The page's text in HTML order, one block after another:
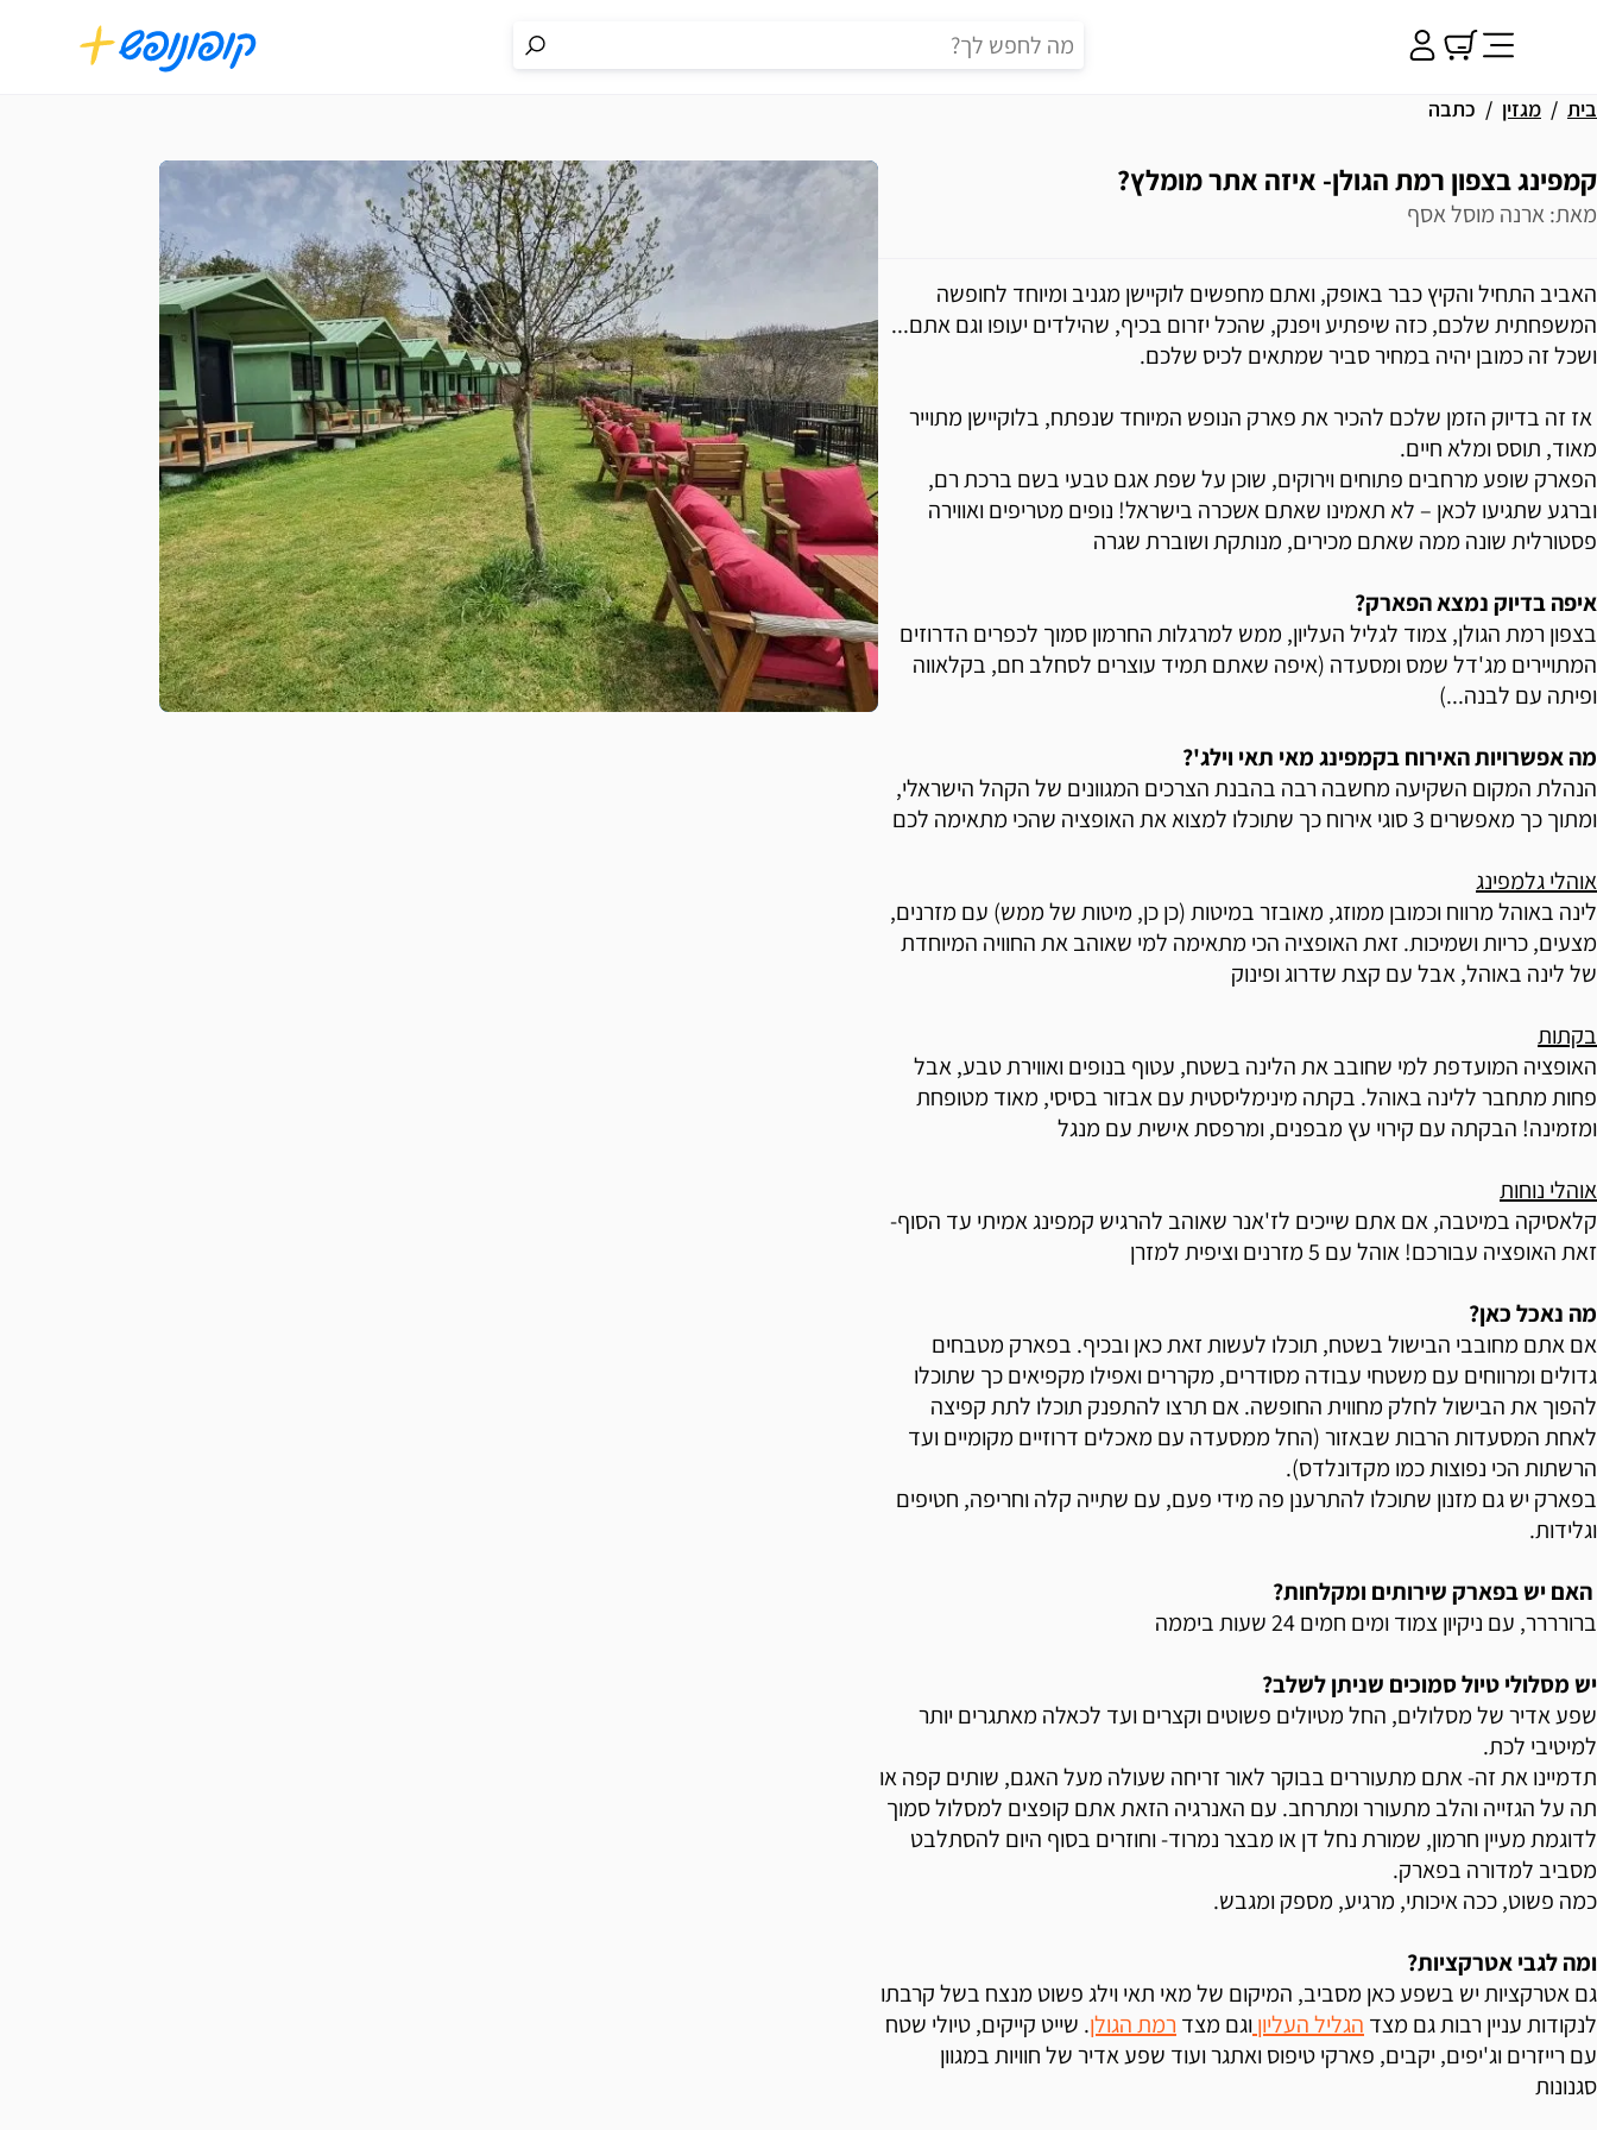
בית מגזין כתבה
קמפינג בצפון רמת הגולן- איזה אתר מומלץ?
מאת: ארנה מוסל אסף
האביב התחיל והקיץ כבר באופק, ואתם מחפשים לוקיישן מגניב ומיוחד לחופשה
המשפחתית שלכם, כזה שיפתיע ויפנק, שהכל יזרום בכיף, שהילדים יעופו וגם אתם...
ושכל זה כמובן יהיה במחיר סביר שמתאים לכיס שלכם.
אז זה בדיוק הזמן שלכם להכיר את פארק הנופש המיוחד שנפתח, בלוקיישן מתוייר
מאוד, תוסס ומלא חיים.
הפארק שופע מרחבים פתוחים וירוקים, שוכן על שפת אגם טבעי בשם ברכת רם,
וברגע שתגיעו לכאן – לא תאמינו שאתם אשכרה בישראל! נופים מטריפים ואווירה
פסטורלית שונה ממה שאתם מכירים, מנותקת ושוברת שגרה
איפה בדיוק נמצא הפארק?
בצפון רמת הגולן, צמוד לגליל העליון, ממש למרגלות החרמון סמוך לכפרים הדרוזים
המתויירים מג'דל שמס ומסעדה (איפה שאתם תמיד עוצרים לסחלב חם, בקלאווה
ופיתה עם לבנה...)
מה אפשרויות האירוח בקמפינג מאי תאי וילג'?
הנהלת המקום השקיעה מחשבה רבה בהבנת הצרכים המגוונים של הקהל הישראלי,
ומתוך כך מאפשרים 3 סוגי אירוח כך שתוכלו למצוא את האופציה שהכי מתאימה לכם
אוהלי גלמפינג
לינה באוהל מרווח וכמובן ממוזג, מאובזר במיטות (כן כן, מיטות של ממש) עם מזרנים,
מצעים, כריות ושמיכות. זאת האופציה הכי מתאימה למי שאוהב את החוויה המיוחדת
של לינה באוהל, אבל עם קצת שדרוג ופינוק
בקתות
האופציה המועדפת למי שחובב את הלינה בשטח, עטוף בנופים ואווירת טבע, אבל
פחות מתחבר ללינה באוהל. בקתה מינימליסטית עם אבזור בסיסי, מאוד מטופחת
ומזמינה! הבקתה עם קירוי עץ מבפנים, ומרפסת אישית עם מנגל
אוהלי נוחות
קלאסיקה במיטבה, אם אתם שייכים לז'אנר שאוהב להרגיש קמפינג אמיתי עד הסוף-
זאת האופציה עבורכם! אוהל עם 5 מזרנים וציפית למזרן
מה נאכל כאן?
אם אתם מחובבי הבישול בשטח, תוכלו לעשות זאת כאן ובכיף. בפארק מטבחים
גדולים ומרווחים עם משטחי עבודה מסודרים, מקררים ואפילו מקפיאים כך שתוכלו
להפוך את הבישול לחלק מחווית החופשה. אם תרצו להתפנק תוכלו לתת קפיצה
לאחת המסעדות הרבות שבאזור (החל ממסעדה עם מאכלים דרוזיים מקומיים ועד
הרשתות הכי נפוצות כמו מקדונלדס).
בפארק יש גם מזנון שתוכלו להתרענן פה מידי פעם, עם שתייה קלה וחריפה, חטיפים
וגלידות.
האם יש בפארק שירותים ומקלחות?
ברורררר, עם ניקיון צמוד ומים חמים 24 שעות ביממה
יש מסלולי טיול סמוכים שניתן לשלב?
שפע אדיר של מסלולים, החל מטיולים פשוטים וקצרים ועד לכאלה מאתגרים יותר
למיטיבי לכת.
תדמיינו את זה- אתם מתעוררים בבוקר לאור זריחה שעולה מעל האגם, שותים קפה או
תה על הגזייה והלב מתעורר ומתרחב. עם האנרגיה הזאת אתם קופצים למסלול סמוך
לדוגמת מעיין חרמון, שמורת נחל דן או מבצר נמרוד- וחוזרים בסוף היום להסתלבט
מסביב למדורה בפארק.
כמה פשוט, ככה איכותי, מרגיע, מספק ומגבש.
ומה לגבי אטרקציות?
גם אטרקציות יש בשפע כאן מסביב, המיקום של מאי תאי וילג פשוט מנצח בשל קרבתו
לנקודות עניין רבות גם מצד הגליל העליוןוגם מצד רמת הגולן. שייט קייקים, טיולי שטח
עם רייזרים וג'יפים, יקבים, פארקי טיפוס ואתגר ועוד שפע אדיר של חוויות במגוון
סגנונות